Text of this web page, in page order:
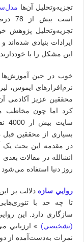
تجزیه‌وتحلیل آن‌ها
تجزیه‌وتحلیل پژوهش
ایرادات بنیادی
این مشکل را با
خوب در حین آموزش‌ها
نرم‌افزارهای ایموس،
محققین عزیز آکادمی
کرد اما چون مخاطب
بسیاری از محققین قبل
در مقدمه این بحث یک
انشالله در مقالات
روز دنیا استفاده می‌شود
روايي سازه دلالت بر
تا چه حد با
سازگاري دارد. اين
(تشخيصي) » ارزيابي
نمرات به‌دست‌آمده از